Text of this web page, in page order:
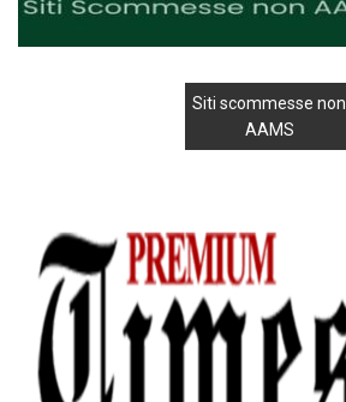
Siti scommesse non
AAMS